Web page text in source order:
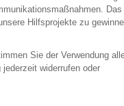
zu stärken und
Eltern auch,